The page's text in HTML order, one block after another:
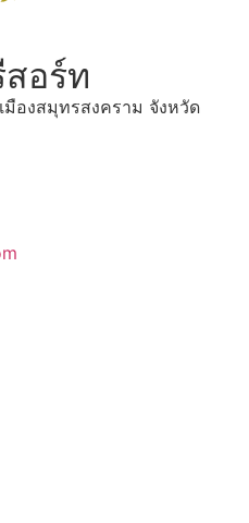
อร์ท
องสมุทรสงคราม จังหวัด